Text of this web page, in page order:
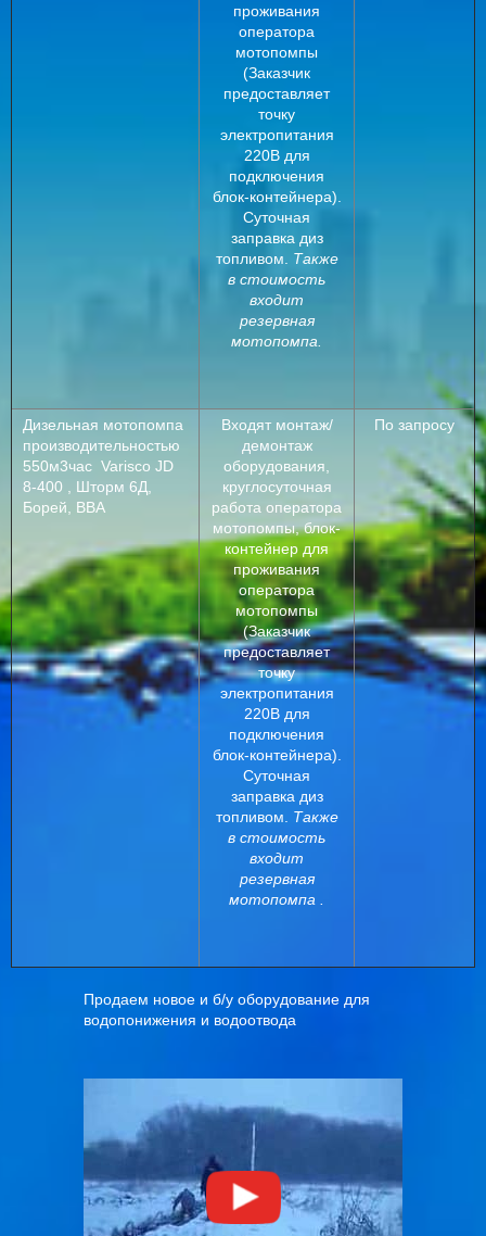
проживания
оператора
мотопомпы
(Заказчик
предоставляет
точку
электропитания
220В для
подключения
блок-контейнера).
Суточная
заправка диз
топливом. Также
в стоимость
входит
резервная
мотопомпа.
Дизельная мотопомпа
производительностью
550м3час Varisco JD
8-400 , Шторм 6Д,
Борей, ВВА
Входят монтаж/
демонтаж
оборудования,
круглосуточная
работа оператора
мотопомпы, блок-
контейнер для
проживания
оператора
мотопомпы
(Заказчик
предоставляет
точку
электропитания
220В для
подключения
блок-контейнера).
Суточная
заправка диз
топливом. Также
в стоимость
входит
резервная
мотопомпа .
По запросу
Продаем новое и б/у оборудование для
водопонижения и водоотвода